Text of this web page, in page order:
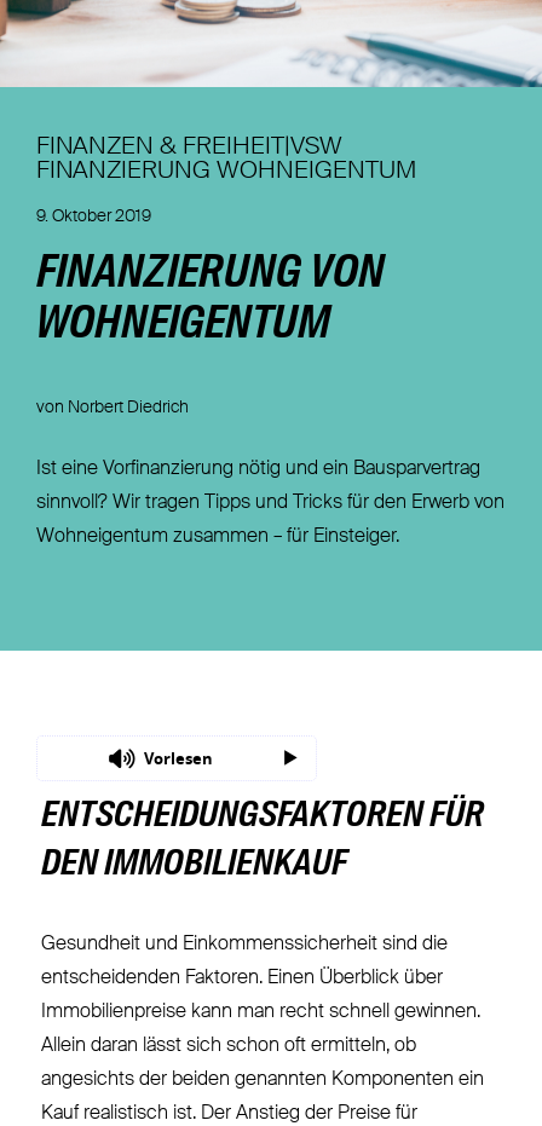
Nachhaltigkeit
FINANZEN & FREIHEIT|VSW
FINANZIERUNG WOHNEIGENTUM
9. Oktober 2019
FINANZIERUNG VON
WOHNEIGENTUM
von Norbert Diedrich
Ist eine Vorfinanzierung nötig und ein Bausparvertrag
sinnvoll? Wir tragen Tipps und Tricks für den Erwerb von
Wohneigentum zusammen – für Einsteiger.
Vorlesen
ENTSCHEIDUNGSFAKTOREN FÜR
DEN IMMOBILIENKAUF
Gesundheit und Einkommenssicherheit sind die
entscheidenden Faktoren. Einen Überblick über
Immobilienpreise kann man recht schnell gewinnen.
Allein daran lässt sich schon oft ermitteln, ob
angesichts der beiden genannten Komponenten ein
Kauf realistisch ist. Der Anstieg der Preise für